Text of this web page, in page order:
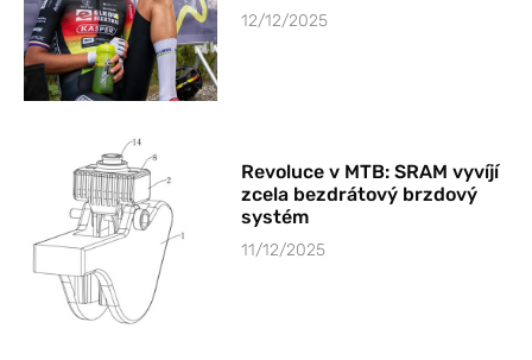
12/12/2025
Revoluce v MTB: SRAM vyvíjí
zcela bezdrátový brzdový
systém
11/12/2025